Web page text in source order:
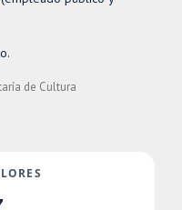
de Cultura